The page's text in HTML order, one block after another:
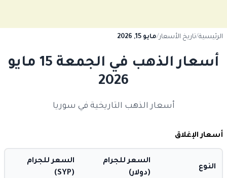
الرئيسية/تاريخ الأسعار/مايو 15, 2026
أسعار الذهب في الجمعة 15 مايو
2026
أسعار الذهب التاريخية في سوريا
أسعار الإغلاق
النوع
السعر للجرام
(دولار)
السعر للجرام
(SYP)